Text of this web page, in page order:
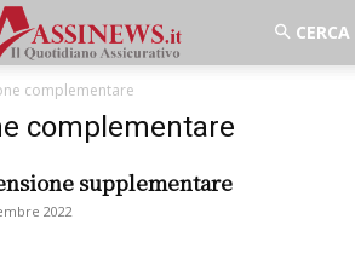
complementare
complementare
supplementare
2022